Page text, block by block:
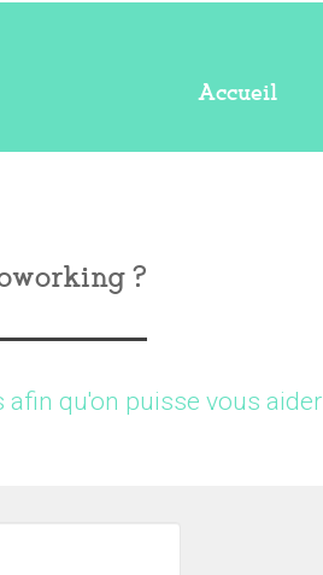
Accueil
?
qu'on puisse vous aider